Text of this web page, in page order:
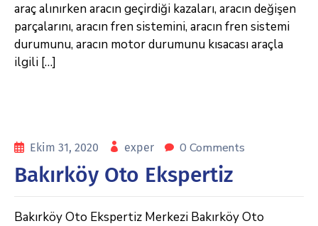
araç alınırken aracın geçirdiği kazaları, aracın değişen
parçalarını, aracın fren sistemini, aracın fren sistemi
durumunu, aracın motor durumunu kısacası araçla
ilgili […]
Ekim 31, 2020 exper 0 Comments
Bakırköy Oto Ekspertiz
Bakırköy Oto Ekspertiz Merkezi Bakırköy Oto